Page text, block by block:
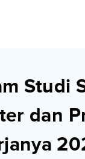
Studi
dan